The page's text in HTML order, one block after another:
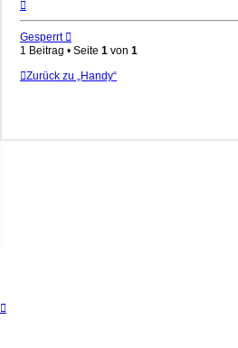
oben
Gesperrt
1 Beitrag • Seite 1 von 1
Zurück zu „Handy“